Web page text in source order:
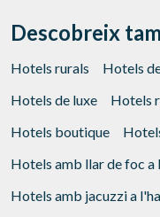
Descobreix
Hotels rurals Hotels
Hotels de luxe
Hotels
Hotels boutique
Hotels amb llar de foc
Hotels amb jacuzzi a